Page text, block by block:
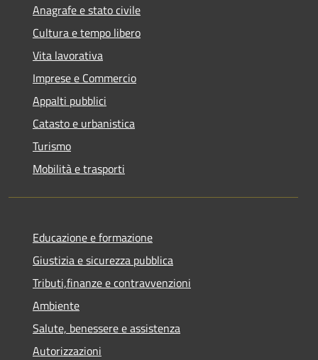
Anagrafe e stato civile
Cultura e tempo libero
Vita lavorativa
Imprese e Commercio
Appalti pubblici
Catasto e urbanistica
Turismo
Mobilità e trasporti
Educazione e formazione
Giustizia e sicurezza pubblica
Tributi,finanze e contravvenzioni
Ambiente
Salute, benessere e assistenza
Autorizzazioni